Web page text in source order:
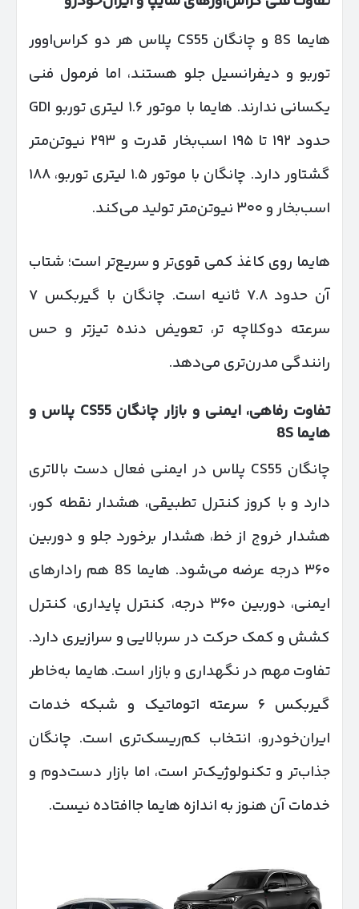
هایما 8S و چانگان CS55 پلاس هر دو کراس‌اوور
توربو و دیفرانسیل جلو هستند، اما فرمول فنی
یکسانی ندارند. هایما با موتور ۱.۶ لیتری توربو GDI
حدود ۱۹۲ تا ۱۹۵ اسب‌بخار قدرت و ۲۹۳ نیوتن‌متر
گشتاور دارد. چانگان با موتور ۱.۵ لیتری توربو، ۱۸۸
اسب‌بخار و ۳۰۰ نیوتن‌متر تولید می‌کند.
هایما روی کاغذ کمی قوی‌تر و سریع‌تر است؛ شتاب
آن حدود ۷.۸ ثانیه است. چانگان با گیربکس ۷
سرعته دوکلاچه تر، تعویض دنده تیزتر و حس
رانندگی مدرن‌تری می‌دهد.
تفاوت رفاهی، ایمنی و بازار چانگان CS55
پلاس و
هایما 8 S
چانگان CS55 پلاس در ایمنی فعال دست بالاتری
دارد و با کروز کنترل تطبیقی، هشدار نقطه کور،
هشدار خروج از خط، هشدار برخورد جلو و دوربین
۳۶۰ درجه عرضه می‌شود. هایما 8S هم رادارهای
ایمنی، دوربین ۳۶۰ درجه، کنترل پایداری، کنترل
کشش و کمک حرکت در سربالایی و سرازیری دارد.
تفاوت مهم در نگهداری و بازار است. هایما به‌خاطر
گیربکس ۶ سرعته اتوماتیک و شبکه خدمات
ایران‌خودرو، انتخاب کم‌ریسک‌تری است. چانگان
جذاب‌تر و تکنولوژیک‌تر است، اما بازار دست‌دوم و
خدمات آن هنوز به اندازه هایما جاافتاده نیست.